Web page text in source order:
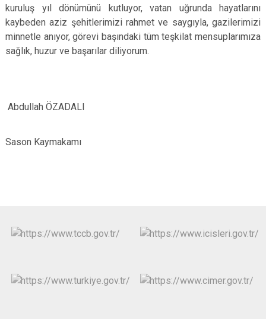
kuruluş yıl dönümünü kutluyor, vatan uğrunda hayatlarını
kaybeden aziz şehitlerimizi rahmet ve saygıyla, gazilerimizi
minnetle anıyor, görevi başındaki tüm teşkilat mensuplarımıza
sağlık, huzur ve başarılar diliyorum.
Abdullah ÖZADALI
Sason Kaymakamı